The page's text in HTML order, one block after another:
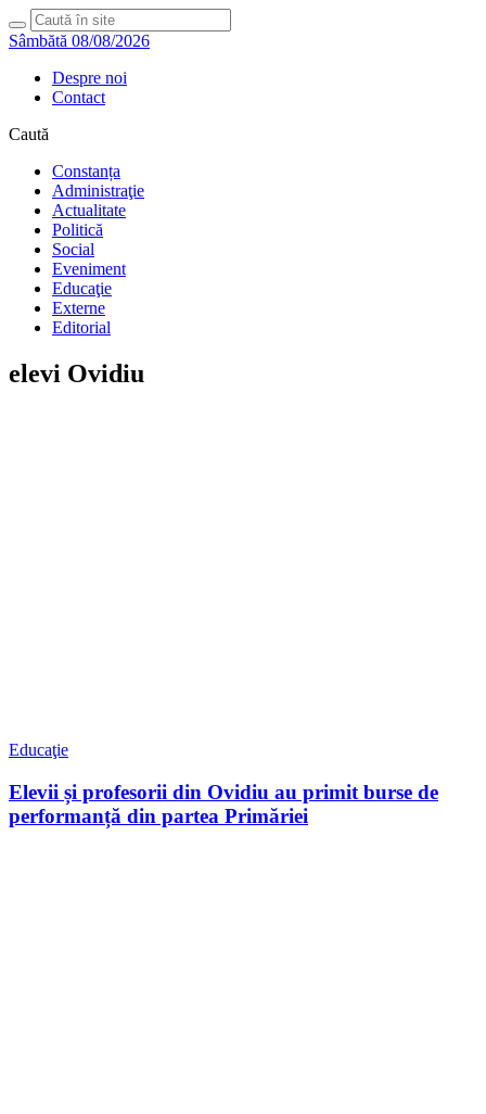
Sâmbătă 08/08/2026
Despre noi
Contact
Caută
Constanța
Administraţie
Actualitate
Politică
Social
Eveniment
Educaţie
Externe
Editorial
elevi Ovidiu
Educaţie
Elevii și profesorii din Ovidiu au primit burse de
performanță din partea Primăriei